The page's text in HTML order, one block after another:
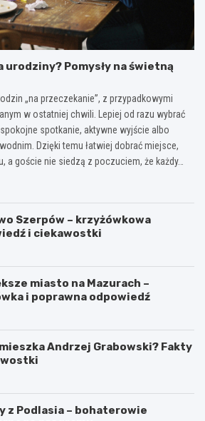
urodziny? Pomysły na świetną
„na przeczekanie”, z przypadkowymi
w ostatniej chwili. Lepiej od razu wybrać
spotkanie, aktywne wyjście albo
Dzięki temu łatwiej dobrać miejsce,
a goście nie siedzą z poczuciem, że każdy…
Szerpów – krzyżówkowa
i ciekawostki
miasto na Mazurach –
i poprawna odpowiedź
Andrzej Grabowski? Fakty
z Podlasia – bohaterowie